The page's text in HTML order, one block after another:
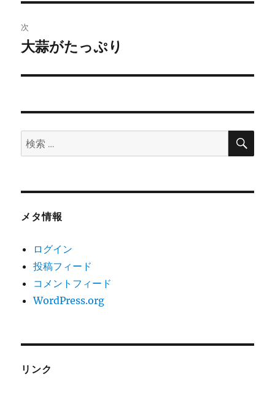
ビ
ゲ
ー
ン
投
稿:
次
次
投
大蒜がたっぷり
検
索:
検
メタ情報
ログイン
投稿フィード
コメントフィード
WordPress.org
リンク